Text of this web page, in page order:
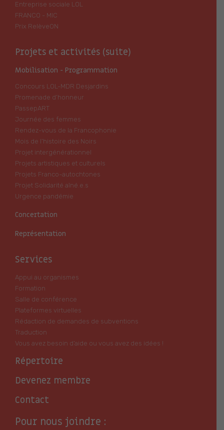
Entreprise sociale LOL
FRANCO - MIC
Prix RelèveON
Projets et activités (suite)
Mobilisation - Programmation
Concours LOL-MDR Desjardins
Promenade d’honneur
PassepART
Journée des femmes
Rendez-vous de la Francophonie
Mois de l’histoire des Noirs
Projet intergénérationnel
Projets artistiques et culturels
Projets Franco-autochtones
Projet Solidarité aîné.e.s
Urgence pandémie
Concertation
Représentation
Services
Appui au organismes
Formation
Salle de conférence
Plateformes virtuelles
Rédaction de demandes de subventions
Traduction
Vous avez besoin d’aide ou vous avez des idées !
Répertoire
Devenez membre
Contact
Pour nous joindre :